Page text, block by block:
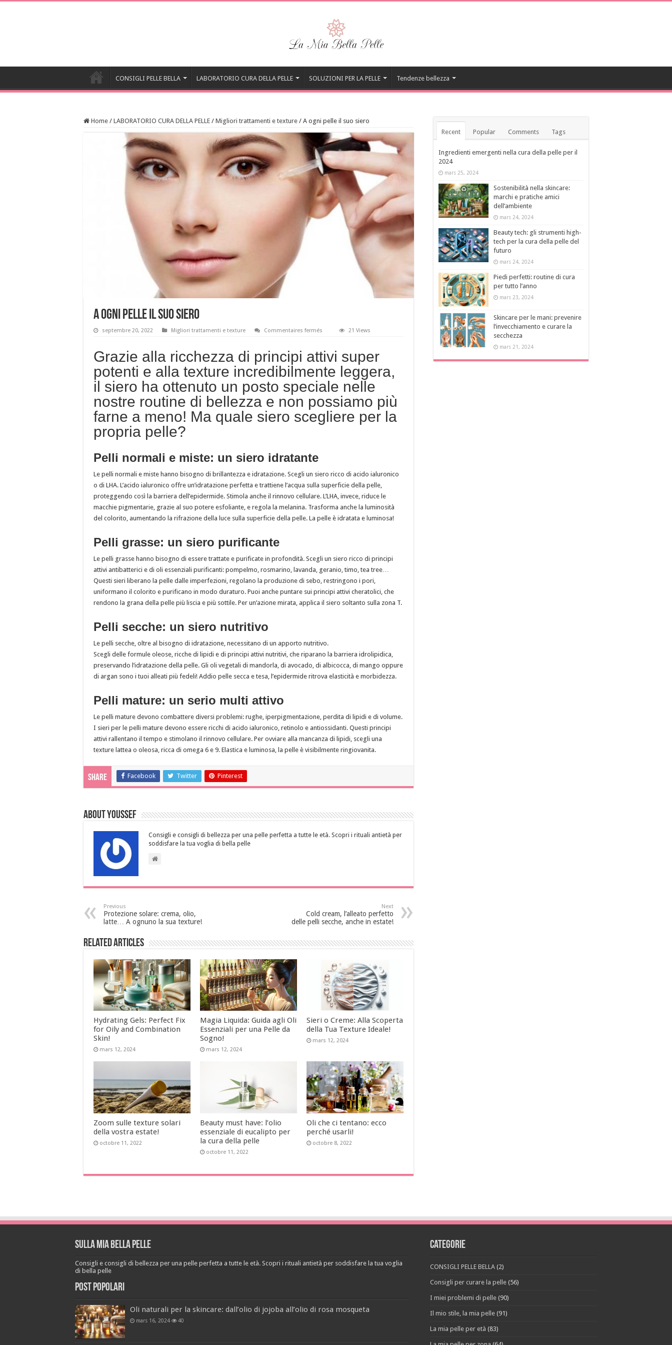
CONSIGLI PELLE BELLA LABORATORIO CURA DELLA PELLE SOLUZIONI PER LA PELLE Tendenze bellezza
Home / LABORATORIO CURA DELLA PELLE / Migliori trattamenti e texture / A ogni pelle il suo siero
A ogni pelle il suo siero
septembre 20, 2022 Migliori trattamenti e texture Commentaires fermés
pelle
il
suo
siero
21 Views
Grazie alla ricchezza di principi attivi super
potenti e alla texture incredibilmente leggera,
il siero ha ottenuto un posto speciale nelle
nostre routine di bellezza e non possiamo più
farne a meno! Ma quale siero scegliere per la
propria pelle?
Pelli normali e miste: un siero idratante
Le pelli normali e miste hanno bisogno di brillantezza e idratazione. Scegli un siero ricco di acido ialuronico
o di LHA. L’acido ialuronico offre un’idratazione perfetta e trattiene l’acqua sulla superficie della pelle,
proteggendo così la barriera dell’epidermide. Stimola anche il rinnovo cellulare. L’LHA, invece, riduce le
macchie pigmentarie, grazie al suo potere esfoliante, e regola la melanina. Trasforma anche la luminosità
del colorito, aumentando la rifrazione della luce sulla superficie della pelle. La pelle è idratata e luminosa!
Pelli grasse: un siero purificante
Le pelli grasse hanno bisogno di essere trattate e purificate in profondità. Scegli un siero ricco di principi
attivi antibatterici e di oli essenziali purificanti: pompelmo, rosmarino, lavanda, geranio, timo, tea tree…
Questi sieri liberano la pelle dalle imperfezioni, regolano la produzione di sebo, restringono i pori,
uniformano il colorito e purificano in modo duraturo. Puoi anche puntare sui principi attivi cheratolici, che
rendono la grana della pelle più liscia e più sottile. Per un’azione mirata, applica il siero soltanto sulla zona T.
Pelli secche: un siero nutritivo
Le pelli secche, oltre al bisogno di idratazione, necessitano di un apporto nutritivo.
Scegli delle formule oleose, ricche di lipidi e di principi attivi nutritivi, che riparano la barriera idrolipidica,
preservando l’idratazione della pelle. Gli oli vegetali di mandorla, di avocado, di albicocca, di mango oppure
di argan sono i tuoi alleati più fedeli! Addio pelle secca e tesa, l’epidermide ritrova elasticità e morbidezza.
Pelli mature: un serio multi attivo
Le pelli mature devono combattere diversi problemi: rughe, iperpigmentazione, perdita di lipidi e di volume.
I sieri per le pelli mature devono essere ricchi di acido ialuronico, retinolo e antiossidanti. Questi principi
attivi rallentano il tempo e stimolano il rinnovo cellulare. Per ovviare alla mancanza di lipidi, scegli una
texture lattea o oleosa, ricca di omega 6 e 9. Elastica e luminosa, la pelle è visibilmente ringiovanita.
Share Facebook Twitter Pinterest
About Youssef
Consigli e consigli di bellezza per una pelle perfetta a tutte le età. Scopri i rituali antietà per
soddisfare la tua voglia di bella pelle
Previous
Protezione solare: crema, olio,
latte… A ognuno la sua texture!
Next
Cold cream, l’alleato perfetto
delle pelli secche, anche in estate!
Related Articles
Hydrating Gels: Perfect Fix
for Oily and Combination
Skin!
mars 12, 2024
Magia Liquida: Guida agli Oli
Essenziali per una Pelle da
Sogno!
mars 12, 2024
Sieri o Creme: Alla Scoperta
della Tua Texture Ideale!
mars 12, 2024
Zoom sulle texture solari
della vostra estate!
octobre 11, 2022
Beauty must have: l’olio
essenziale di eucalipto per
la cura della pelle
octobre 11, 2022
Oli che ci tentano: ecco
perché usarli!
octobre 8, 2022
Recent Popular Comments Tags
Ingredienti emergenti nella cura della pelle per il
2024
mars 25, 2024
Sostenibilità nella skincare:
marchi e pratiche amici
dell’ambiente
mars 24, 2024
Beauty tech: gli strumenti high-
tech per la cura della pelle del
futuro
mars 24, 2024
Piedi perfetti: routine di cura
per tutto l’anno
mars 23, 2024
Skincare per le mani: prevenire
l’invecchiamento e curare la
secchezza
mars 21, 2024
Sulla mia bella pelle
Consigli e consigli di bellezza per una pelle perfetta a tutte le età. Scopri i rituali antietà per soddisfare la tua voglia
di bella pelle
Post popolari
Oli naturali per la skincare: dall’olio di jojoba all’olio di rosa mosqueta
mars 16, 2024 40
Categorie
CONSIGLI PELLE BELLA (2)
Consigli per curare la pelle (56)
I miei problemi di pelle (90)
Il mio stile, la mia pelle (91)
La mia pelle per età (83)